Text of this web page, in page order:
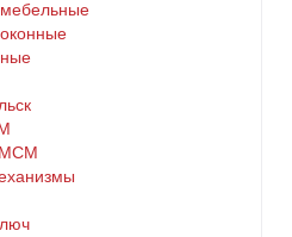
мебельные
МСМ